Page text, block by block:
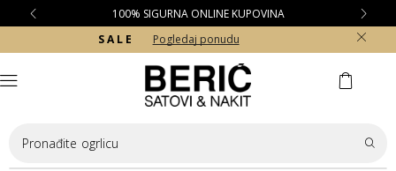
100% SIGURNA ONLINE KUPOVINA
S A L E
Pogledaj ponudu
Pronađite ogrlicu